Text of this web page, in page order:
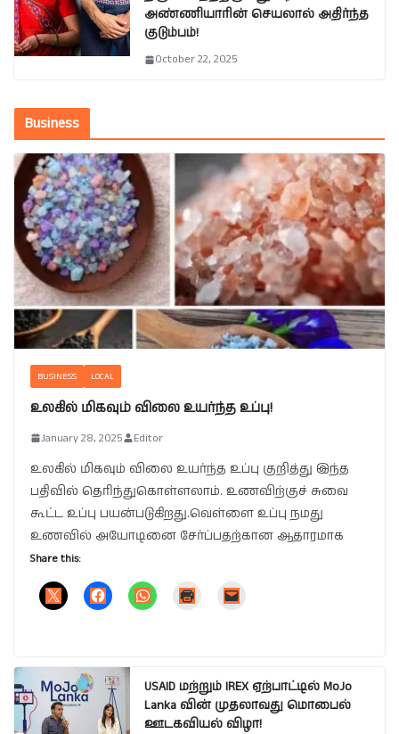
அண்ணியாரின் செயலால் அதிர்ந்த
குடும்பம்!
October 22, 2025
Business
BUSINESS LOCAL
உலகில் மிகவும் விலை உயர்ந்த உப்பு!
January 28, 2025 Editor
உலகில் மிகவும் விலை உயர்ந்த உப்பு குறித்து இந்த
பதிவில் தெரிந்துகொள்ளலாம். உணவிற்குச் சுவை
கூட்ட உப்பு பயன்படுகிறது.வெள்ளை உப்பு நமது
உணவில் அயோடினை சேர்ப்பதற்கான ஆதாரமாக
Share this:
USAID மற்றும் IREX ஏற்பாட்டில் MoJo
Lanka வின் முதலாவது மொபைல்
ஊடகவியல் விழா!